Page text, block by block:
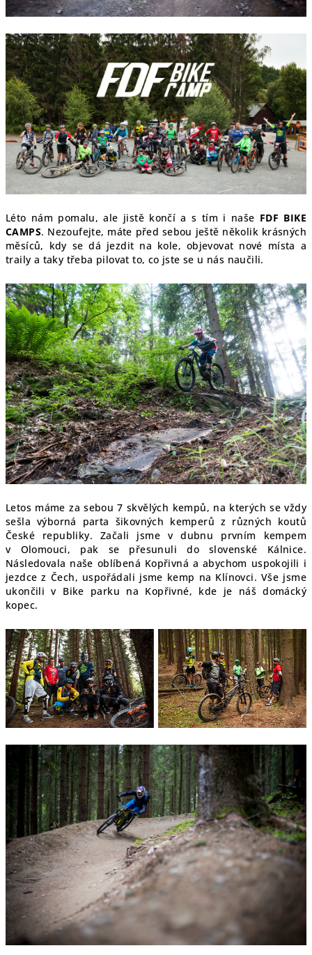
Léto nám pomalu, ale jistě končí a s tím i naše FDF BIKE
CAMPS. Nezoufejte, máte před sebou ještě několik krásných
měsíců, kdy se dá jezdit na kole, objevovat nové místa a
traily a taky třeba pilovat to, co jste se u nás naučili.
Letos máme za sebou 7 skvělých kempů, na kterých se vždy
sešla výborná parta šikovných kemperů z různých koutů
České republiky. Začali jsme v dubnu prvním kempem
v Olomouci, pak se přesunuli do slovenské Kálnice.
Následovala naše oblíbená Kopřivná a abychom uspokojili i
jezdce z Čech, uspořádali jsme kemp na Klínovci. Vše jsme
ukončili v Bike parku na Kopřivné, kde je náš domácký
kopec.